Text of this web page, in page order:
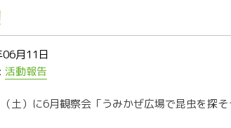
月11日
活動報告
土）に6月観察会「うみかぜ広場で昆虫を探